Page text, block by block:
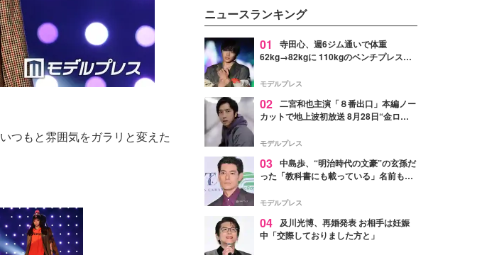
つもと雰囲気をガラリと変えた
して、“髪そのものの美しさ”に改
めて注目する人が増えている様
子。今回は、そんな憧れの艶やか
な髪を日常で叶える、美容好きの
ます。
ニュースランキング
01
寺田心、週6ジム通いで体重
62kg→82kgに 110kgのベンチプレス持
「かっこいい」と反響
モデルプレス
02 二宮和也主演「８番出口」本編ノー
カットで地上波初放送 8月28日“金ロ
モデルプレス
03 中島歩、“明治時代の文豪”の玄孫だ
った「教科書にも載っている」名前も先
モデルプレス
04 及川光博、再婚発表 お相手は妊娠
中「交際しておりました方と」